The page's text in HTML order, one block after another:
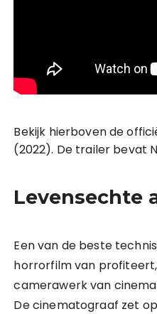
Bekijk hierboven de
(2022). De trailer bevat
Levensechte
Een van de beste
horrorfilm van
camerawerk van
De cinematograaf zet